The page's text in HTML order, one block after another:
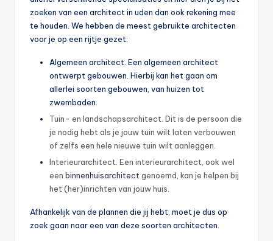
zoeken van een architect in uden dan ook rekening mee
te houden. We hebben de meest gebruikte architecten
voor je op een rijtje gezet:
Algemeen architect. Een algemeen architect
ontwerpt gebouwen. Hierbij kan het gaan om
allerlei soorten gebouwen, van huizen tot
zwembaden.
Tuin- en landschapsarchitect. Dit is de persoon die
je nodig hebt als je jouw tuin wilt laten verbouwen
of zelfs een hele nieuwe tuin wilt aanleggen.
Interieurarchitect. Een interieurarchitect, ook wel
een binnenhuisarchitect genoemd, kan je helpen bij
het (her)inrichten van jouw huis.
Afhankelijk van de plannen die jij hebt, moet je dus op
zoek gaan naar een van deze soorten architecten.